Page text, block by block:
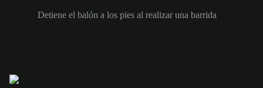
Detiene el balón a los pies al realizar una barrida